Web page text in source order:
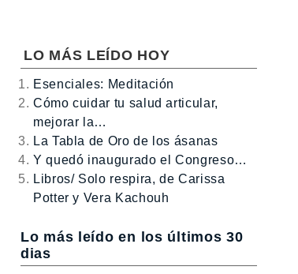
LO MÁS LEÍDO HOY
Esenciales: Meditación
Cómo cuidar tu salud articular,
mejorar la…
La Tabla de Oro de los ásanas
Y quedó inaugurado el Congreso…
Libros/ Solo respira, de Carissa
Potter y Vera Kachouh
Lo más leído en los últimos 30
dias